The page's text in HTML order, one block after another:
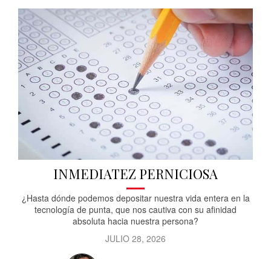
INMEDIATEZ PERNICIOSA
¿Hasta dónde podemos depositar nuestra vida entera en la
tecnología de punta, que nos cautiva con su afinidad
absoluta hacia nuestra persona?
JULIO 28, 2026